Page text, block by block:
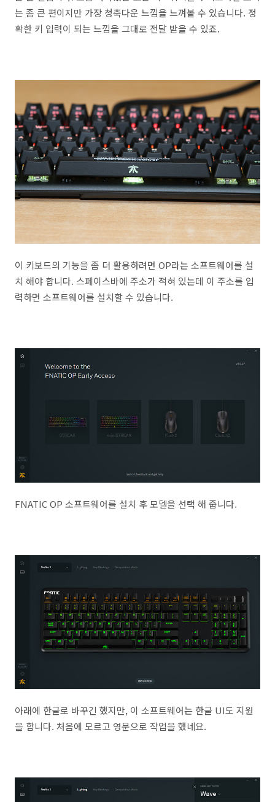
는 좀 큰 편이지만 가장 청축다운 느낌을 느껴볼 수 있습니다. 정
확한 키 입력이 되는 느낌을 그대로 전달 받을 수 있죠.
이 키보드의 기능을 좀 더 활용하려면 OP라는 소프트웨어를 설
치 해야 합니다. 스페이스바에 주소가 적혀 있는데 이 주소를 입
력하면 소프트웨어를 설치할 수 있습니다.
FNATIC OP 소프트웨어를 설치 후 모델을 선택 해 줍니다.
아래에 한글로 바꾸긴 했지만, 이 소프트웨어는 한글 UI도 지원
을 합니다. 처음에 모르고 영문으로 작업을 했네요.